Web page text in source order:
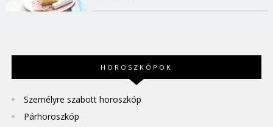
HOROSZKÓPOK
Személyre szabott horoszkóp
Párhoroszkóp